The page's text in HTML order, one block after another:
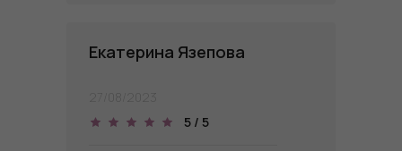
5 / 5
27/08/2023
​Екатерина Язепова